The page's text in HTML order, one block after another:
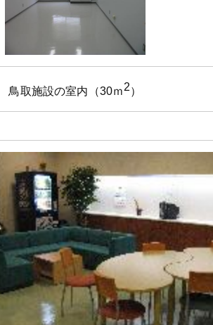
鳥取施設の室内（30ｍ2）